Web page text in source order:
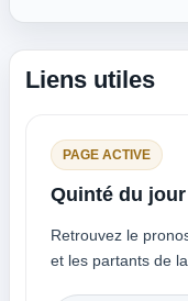
Liens utiles
PAGE ACTIVE
Quinté du jour
Retrouvez le
et les partants de